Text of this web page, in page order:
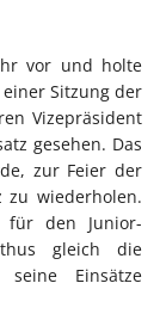
vor und holte
Sitzung der
Vizepräsident
gesehen. Das
zur Feier der
zu wiederholen.
für den Junior-
gleich die
Einsätze